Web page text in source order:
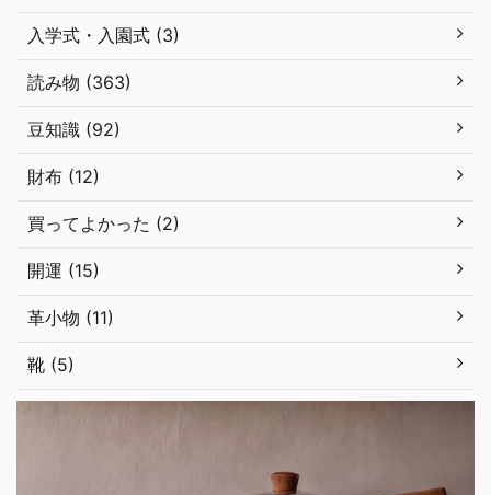
入学式・入園式 (3)
読み物 (363)
豆知識 (92)
財布 (12)
買ってよかった (2)
開運 (15)
革小物 (11)
靴 (5)